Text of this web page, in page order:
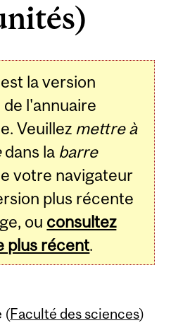
la version
de l'annuaire
Veuillez mettre à
dans la barre
votre navigateur
plus récente
ou consultez
plus récent.
(Faculté des sciences)